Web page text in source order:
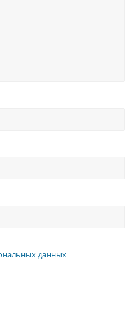
данных